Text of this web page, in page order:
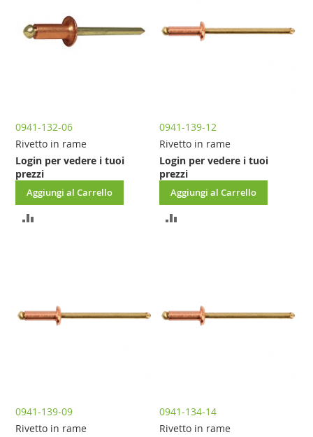
0941-132-06
Rivetto in rame
Login per vedere i tuoi
prezzi
Aggiungi al Carrello
AGGIUNGI
0941-139-12
Rivetto in rame
Login per vedere i tuoi
prezzi
Aggiungi al Carrello
0941-139-09
Rivetto in rame
0941-134-14
Rivetto in rame